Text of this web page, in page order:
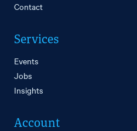
Contact
Services
Events
Jobs
Insights
Account